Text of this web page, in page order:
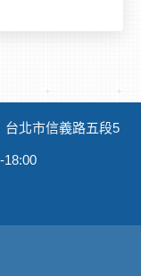
台北市信義路五段5
18:00